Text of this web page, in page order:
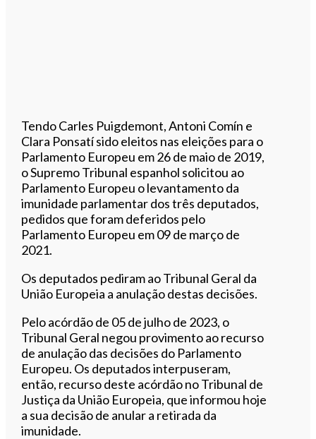
Tendo Carles Puigdemont, Antoni Comín e
Clara Ponsatí sido eleitos nas eleições para o
Parlamento Europeu em 26 de maio de 2019,
o Supremo Tribunal espanhol solicitou ao
Parlamento Europeu o levantamento da
imunidade parlamentar dos três deputados,
pedidos que foram deferidos pelo
Parlamento Europeu em 09 de março de
2021.
Os deputados pediram ao Tribunal Geral da
União Europeia a anulação destas decisões.
Pelo acórdão de 05 de julho de 2023, o
Tribunal Geral negou provimento ao recurso
de anulação das decisões do Parlamento
Europeu. Os deputados interpuseram,
então, recurso deste acórdão no Tribunal de
Justiça da União Europeia, que informou hoje
a sua decisão de anular a retirada da
imunidade.